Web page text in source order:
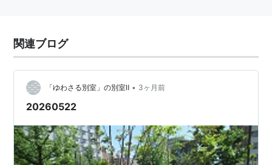
関連ブログ
「ゆわさる別室」の別室Ⅱ • 3ヶ月前
20260522